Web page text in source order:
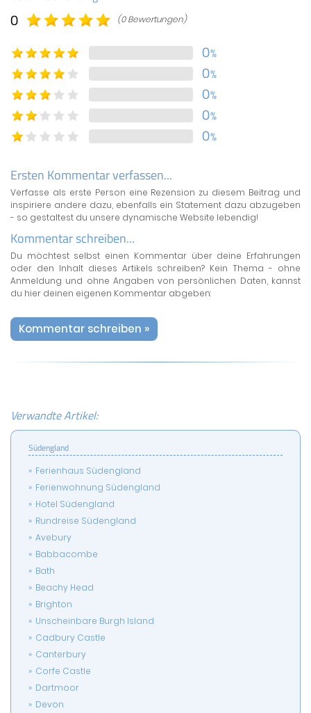
0 (0 Bewertungen)
0%
0%
0%
0%
0%
Ersten Kommentar verfassen...
Verfasse als erste Person eine Rezension zu diesem Beitrag und
inspiriere andere dazu, ebenfalls ein Statement dazu abzugeben
- so gestaltest du unsere dynamische Website lebendig!
Kommentar schreiben...
Du möchtest selbst einen Kommentar über deine Erfahrungen
oder den Inhalt dieses Artikels schreiben? Kein Thema - ohne
Anmeldung und ohne Angaben von persönlichen Daten, kannst
du hier deinen eigenen Kommentar abgeben:
Kommentar schreiben »
Verwandte Artikel:
Südengland
Ferienhaus Südengland
Ferienwohnung Südengland
Hotel Südengland
Rundreise Südengland
Avebury
Babbacombe
Bath
Beachy Head
Brighton
Unscheinbare Burgh Island
Cadbury Castle
Canterbury
Corfe Castle
Dartmoor
Devon